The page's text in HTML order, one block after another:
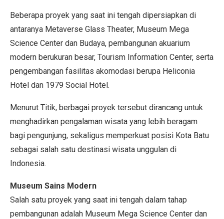
Beberapa proyek yang saat ini tengah dipersiapkan di
antaranya Metaverse Glass Theater, Museum Mega
Science Center dan Budaya, pembangunan akuarium
modern berukuran besar, Tourism Information Center, serta
pengembangan fasilitas akomodasi berupa Heliconia
Hotel dan 1979 Social Hotel.
Menurut Titik, berbagai proyek tersebut dirancang untuk
menghadirkan pengalaman wisata yang lebih beragam
bagi pengunjung, sekaligus memperkuat posisi Kota Batu
sebagai salah satu destinasi wisata unggulan di
Indonesia.
Museum Sains Modern
Salah satu proyek yang saat ini tengah dalam tahap
pembangunan adalah Museum Mega Science Center dan